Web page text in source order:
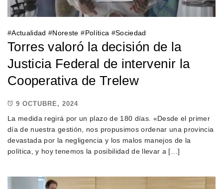
#Actualidad #Noreste #Política #Sociedad
Torres valoró la decisión de la
Justicia Federal de intervenir la
Cooperativa de Trelew
9 OCTUBRE, 2024
La medida regirá por un plazo de 180 días. «Desde el primer
día de nuestra gestión, nos propusimos ordenar una provincia
devastada por la negligencia y los malos manejos de la
política, y hoy tenemos la posibilidad de llevar a […]